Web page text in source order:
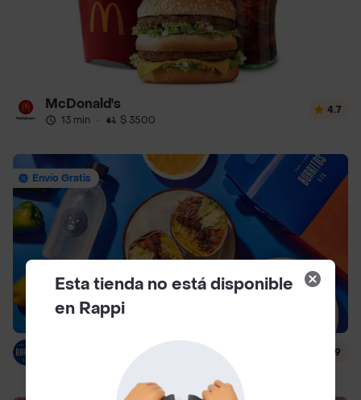
McDonald's
13 min · $ 3500
4.7
Envío Gratis
Burritos & Co - Turbo
$ 6500
4.9
Esta tienda no está disponible
en Rappi